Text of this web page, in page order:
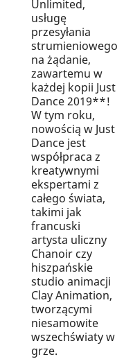
Unlimited,
usługę
przesyłania
strumieniowego
na żądanie,
zawartemu w
każdej kopii Just
Dance 2019**!
W tym roku,
nowością w Just
Dance jest
współpraca z
kreatywnymi
ekspertami z
całego świata,
takimi jak
francuski
artysta uliczny
Chanoir czy
hiszpańskie
studio animacji
Clay Animation,
tworzącymi
niesamowite
wszechświaty w
grze.